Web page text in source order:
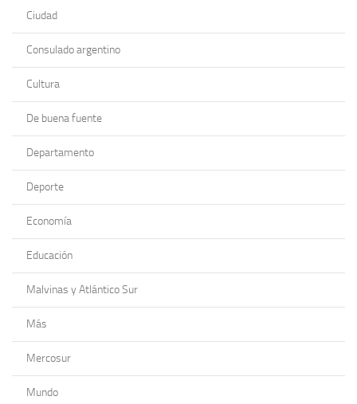
Ciudad
Consulado argentino
Cultura
De buena fuente
Departamento
Deporte
Economía
Educación
Malvinas y Atlántico Sur
Más
Mercosur
Mundo